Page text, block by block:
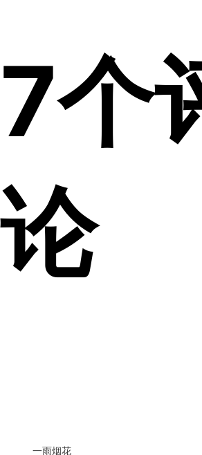
7个
论
一雨烟花